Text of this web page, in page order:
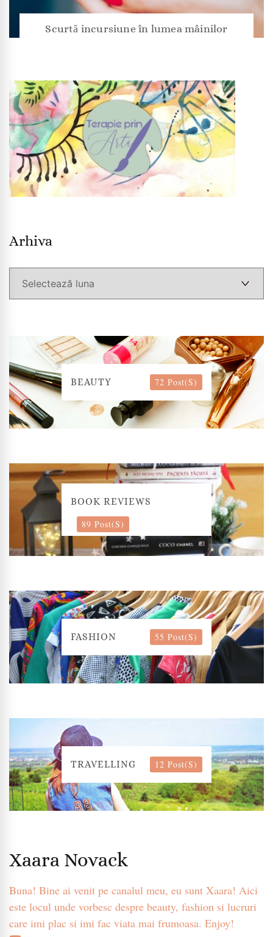
Scurtă incursiune în lumea mâinilor
Arhiva
BEAUTY 72 Post(s)
BOOK REVIEWS
89 Post(s)
FASHION 55 Post(s)
TRAVELLING 12 Post(s)
Xaara Novack
Buna! Bine ai venit pe canalul meu, eu sunt Xaara! Aici
este locul unde vorbesc despre beauty, fashion si lucruri
care imi plac si imi fac viata mai frumoasa. Enjoy!